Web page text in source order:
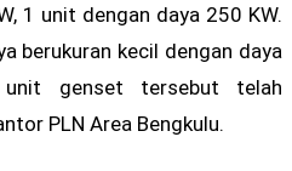
1 unit dengan daya 250 KW.
berukuran kecil dengan daya
genset tersebut telah
PLN Area Bengkulu.